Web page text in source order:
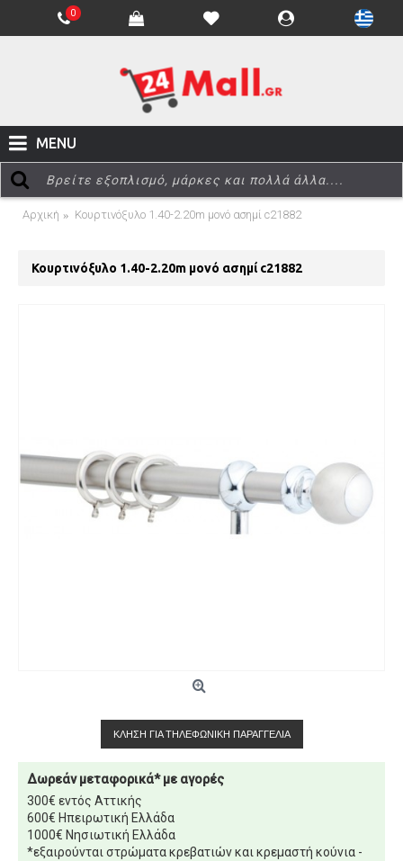
0
MENU
Αρχική Κουρτινόξυλο 1.40-2.20m μονό ασημί c21882
Κουρτινόξυλο 1.40-2.20m μονό ασημί c21882
ΚΛΉΣΗ ΓΙΑ ΤΗΛΕΦΩΝΙΚΉ ΠΑΡΑΓΓΕΛΊΑ
Δωρεάν μεταφορικά* με αγορές
300€ εντός Αττικής
600€ Ηπειρωτική Ελλάδα
1000€ Νησιωτική Ελλάδα
*εξαιρούνται στρώματα κρεβατιών και κρεμαστή κούνια -